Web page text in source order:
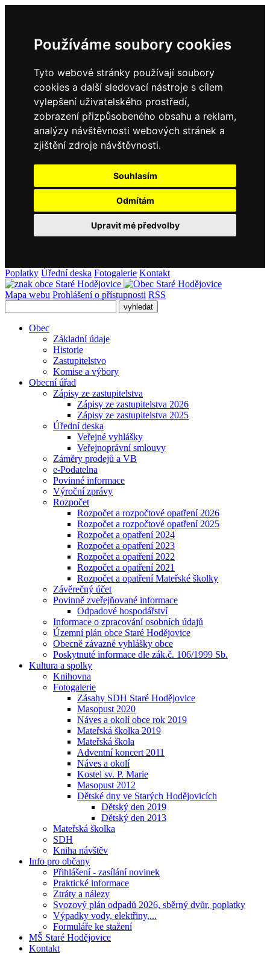
Používáme soubory cookies
Tyto webové stránky používají soubory
cookies a další sledovací nástroje s cílem
vylepšení uživatelského prostředí,
zobrazení přizpůsobeného obsahu a reklam,
analýzy návštěvnosti webových stránek a
zjištění zdroje návštěvnosti.
Souhlasím
Odmítám
Upravit mé předvolby
Poplatky Úřední deska Fotogalerie Kontakt
Mapa webu Prohlášení o přístupnosti RSS
Obec
Základní údaje
Historie
Zastupitelstvo
Komise a výbory
Obecní úřad
Zápisy ze zastupitelstva
Zápisy ze zastupitelstva 2026
Zápisy ze zastupitelstva 2025
Úřední deska
Veřejné vyhlášky
Veřejnoprávní smlouvy
Záměry prodejů a VB
e-Podatelna
Povinné informace
Výroční zprávy
Rozpočet
Rozpočet a rozpočtové opatření 2026
Rozpočet a rozpočtové opatření 2025
Rozpočet a opatření 2024
Rozpočet a opatření 2023
Rozpočet a opatření 2022
Rozpočet a opatření 2021
Rozpočet a opatření Mateřské školky
Závěrečný účet
Povinně zveřejňované informace
Odpadové hospodářství
Informace o zpracování osobních údajů
Územní plán obce Staré Hodějovice
Obecně závazné vyhlášky obce
Poskytnuté informace dle zák.č. 106/1999 Sb.
Kultura a spolky
Knihovna
Fotogalerie
Zásahy SDH Staré Hodějovice
Masopust 2020
Náves a okolí obce rok 2019
Mateřská školka 2019
Mateřská škola
Adventní koncert 2011
Náves a okolí
Kostel sv. P. Marie
Masopust 2012
Dětské dny ve Starých Hodějovicích
Dětský den 2019
Dětský den 2013
Mateřská školka
SDH
Kniha návštěv
Info pro občany
Přihlášení - zasílání novinek
Praktické informace
Ztráty a nálezy
Svozový plán odpadů 2026, sběrný dvůr, poplatky
Výpadky vody, elektřiny,...
Formuláře ke stažení
MŠ Staré Hodějovice
Kontakt